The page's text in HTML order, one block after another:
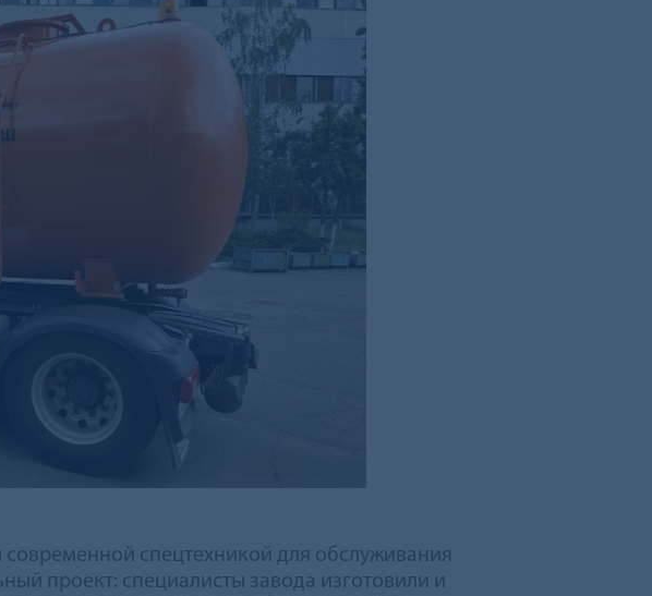
спецтехникой для обслуживания
проект: специалисты завода изготовили и